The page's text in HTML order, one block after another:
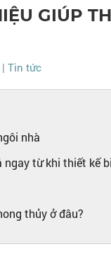
GIÚP
| Tin tức
nhà
ngay từ khi thiết kế
thủy ở đâu?